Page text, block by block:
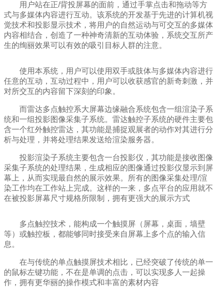
用户站在正/背投屏幕的面前，通过手掌点击和拖动等方
式与多媒体内容进行互动。该系统的开发基于先进的计算机视
觉技术和投影显示技术，将用户的自然运动与可交互的多媒体
内容相结合，创造了一种神奇清新的互动体验，系统交互所产
生的绚丽效果可以有效的吸引目标人群的注意。
使用本系统，用户可以使用双手或肢体与多媒体内容进行
任意的互动，互动过程中，用户可以收获感官的新奇刺激，并
对所交互的内容留下深刻的印象。
而雷达多点触控系大屏幕边缘融合系统包含一组渲染子系
统和一组投影图像采集子系统。雷达触控子系统的硬件主要包
含一个红外触控雷达，其功能是捕捉观展者的动作对其进行分
析与处理，并将处理结果发送给渲染服务器。
投影渲染子系统主要包含一台投影仪，其功能是接收图像
采集子系统的处理结果，生成相应的图像通过投影仪显示到屏
幕上，从而实现最自然的展示效果。所有的图像采集处理/渲
染工作均在工作站上完成。这样的一来，多点平台的应用就不
在被投影屏幕尺寸规格所限制，拥有更强大的展示方式
多点触控技术，能构成一个触摸屏（屏幕，桌面，墙壁
等）或触控板，都能够同时接受来自屏幕上多个点的输入信
息。
在与传统的单点触摸屏技术相比，已经突破了传统的单一
的鼠标左键功能，不在是单调的点击，可以实现多人一起操
作，拥有更华丽的操作模式和丰富的素材内容